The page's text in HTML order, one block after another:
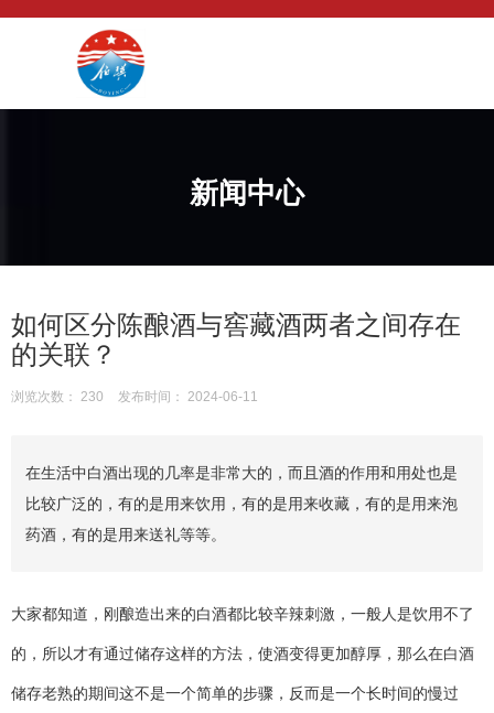
新闻中心
如何区分陈酿酒与窖藏酒两者之间存在
的关联？
浏览次数： 230 发布时间： 2024-06-11
在生活中白酒出现的几率是非常大的，而且酒的作用和用处也是
比较广泛的，有的是用来饮用，有的是用来收藏，有的是用来泡
药酒，有的是用来送礼等等。
大家都知道，刚酿造出来的白酒都比较辛辣刺激，一般人是饮用不了
的，所以才有通过储存这样的方法，使酒变得更加醇厚，那么在白酒
储存老熟的期间这不是一个简单的步骤，反而是一个长时间的慢过